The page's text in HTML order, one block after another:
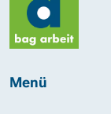
Menü